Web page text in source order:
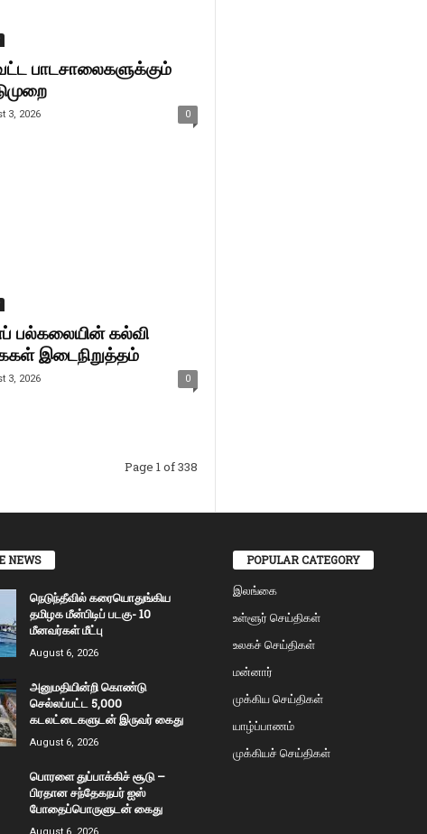
பாடசாலைகளுக்கும்
3, 2026 0
பல்கலையின் கல்வி
இடைநிறுத்தம்
3, 2026 0
Page 1 of 338
NEWS
நெடுந்தீவில் கரையொதுங்கிய
தமிழக மீன்பிடிப் படகு- 10
மீனவர்கள் மீட்பு
August 6, 2026
அனுமதியின்றி கொண்டு
செல்லப்பட்ட 5,000
கடலட்டைகளுடன் இருவர் கைது
August 6, 2026
பொரளை துப்பாக்கிச் சூடு –
பிரதான சந்தேகநபர் ஐஸ்
போதைப்பொருளுடன் கைது
POPULAR CATEGORY
இலங்கை
உள்ளூர் செய்திகள்
உலகச் செய்திகள்
மன்னார்
முக்கிய செய்திகள்
யாழ்ப்பாணம்
முக்கியச் செய்திகள்